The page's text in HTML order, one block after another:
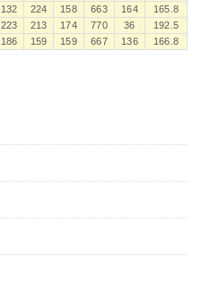
132 224 158 663 164
165.8
223 213 174 770 36
192.5
186 159 159 667 136 166.8